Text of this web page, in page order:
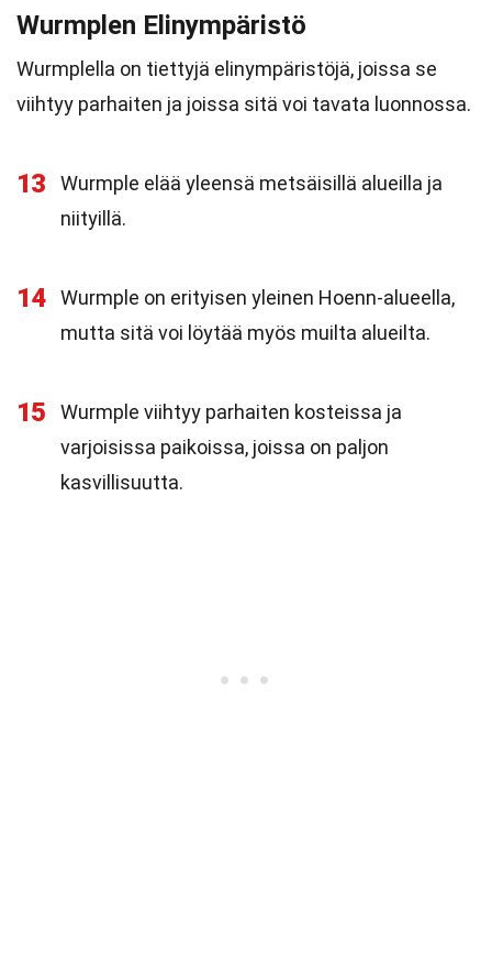
Wurmplen Elinympäristö
Wurmplella on tiettyjä elinympäristöjä, joissa se
viihtyy parhaiten ja joissa sitä voi tavata luonnossa.
13
Wurmple elää yleensä metsäisillä alueilla ja
niityillä.
14
Wurmple on erityisen yleinen Hoenn-alueella,
mutta sitä voi löytää myös muilta alueilta.
15
Wurmple viihtyy parhaiten kosteissa ja
varjoisissa paikoissa, joissa on paljon
kasvillisuutta.